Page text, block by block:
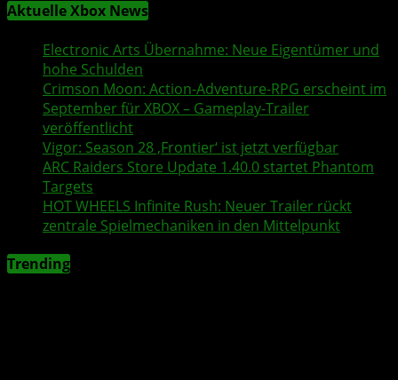
Aktuelle Xbox News
Electronic Arts Übernahme: Neue Eigentümer und
hohe Schulden
Crimson Moon: Action-Adventure-RPG erscheint im
September für XBOX – Gameplay-Trailer
veröffentlicht
Vigor: Season 28 ‚Frontier‘ ist jetzt verfügbar
ARC Raiders Store Update 1.40.0 startet Phantom
Targets
HOT WHEELS Infinite Rush: NeuerTrailer rückt
zentrale Spielmechaniken in den Mittelpunkt
Trending